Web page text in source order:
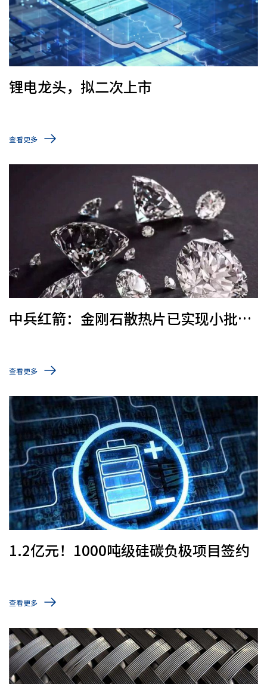
锂电龙头，拟二次上市
查看更多
中兵红箭：金刚石散热片已实现小批量
查看更多
1.2亿元！1000吨级硅碳负极项目签约
查看更多